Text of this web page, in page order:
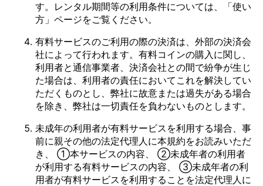
す。レンタル期間等の利用条件については、「使い
方」ページをご覧ください。
有料サービスのご利用の際の決済は、外部の決済会
社によって行われます。有料コインの購入に関し、
利用者と通信事業者、決済会社との間で紛争が生じ
た場合は、利用者の責任においてこれを解決してい
ただくものとし、弊社に故意または過失がある場合
を除き、弊社は一切責任を負わないものとします。
未成年の利用者が有料サービスを利用する場合、事
前に親その他の法定代理人に本規約をお読みいただ
き、 ①本サービスの内容、 ②未成年者の利用者
が利用する有料サービスの内容、 ③未成年者の利
用者が有料サービスを利用することを法定代理人に